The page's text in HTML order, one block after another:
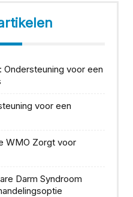
Ondersteuning voor een
voor een
WMO Zorgt voor
Darm Syndroom